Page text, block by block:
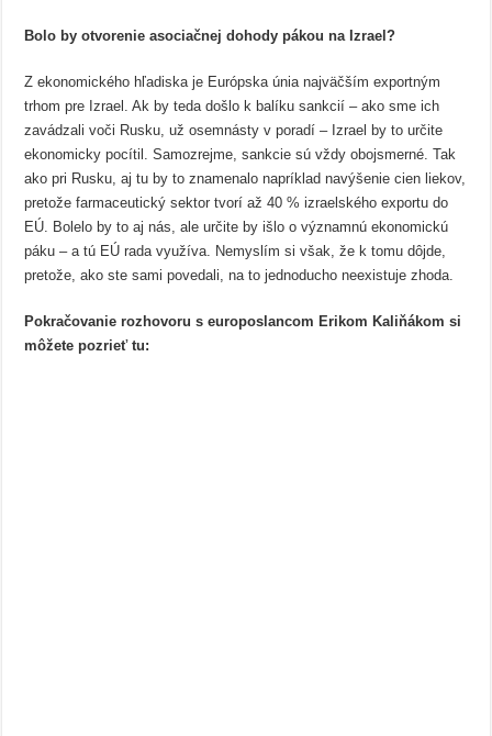
Bolo by otvorenie asociačnej dohody pákou na Izrael?
Z ekonomického hľadiska je Európska únia najväčším exportným
trhom pre Izrael. Ak by teda došlo k balíku sankcií – ako sme ich
zavádzali voči Rusku, už osemnásty v poradí – Izrael by to určite
ekonomicky pocítil. Samozrejme, sankcie sú vždy obojsmerné. Tak
ako pri Rusku, aj tu by to znamenalo napríklad navýšenie cien liekov,
pretože farmaceutický sektor tvorí až 40 % izraelského exportu do
EÚ. Bolelo by to aj nás, ale určite by išlo o významnú ekonomickú
páku – a tú EÚ rada využíva. Nemyslím si však, že k tomu dôjde,
pretože, ako ste sami povedali, na to jednoducho neexistuje zhoda.
Pokračovanie rozhovoru s europoslancom Erikom Kaliňákom si
môžete pozrieť tu: